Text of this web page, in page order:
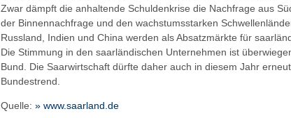
Zwar dämpft die anhaltende Schuldenkrise die Nachfrage aus
der Binnennachfrage und den wachstumsstarken
Russland, Indien und China werden als Absatzmärkte für
Die Stimmung in den saarländischen Unternehmen ist
Bund. Die Saarwirtschaft dürfte daher auch in diesem Jahr
Bundestrend.
Quelle: » www.saarland.de